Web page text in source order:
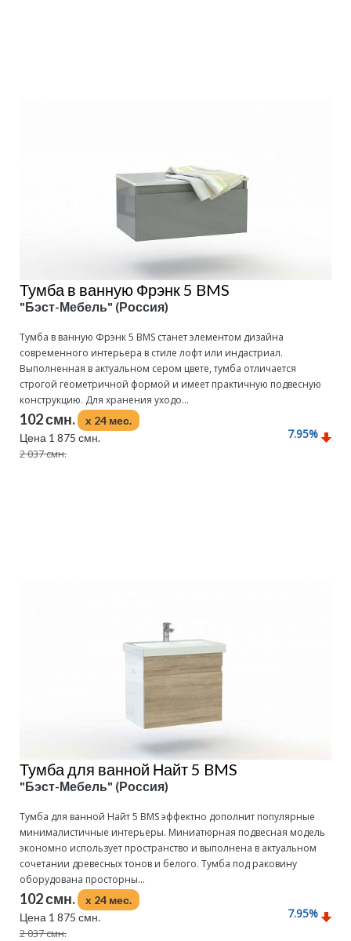
Тумба в ванную Фрэнк 5 BMS
"Бэст-Мебель" (Россия)
Тумба в ванную Фрэнк 5 BMS станет элементом дизайна
современного интерьера в стиле лофт или индастриал.
Выполненная в актуальном сером цвете, тумба отличается
строгой геометричной формой и имеет практичную подвесную
конструкцию. Для хранения уходо...
102 смн.
x 24 мес.
Цена 1 875 смн.
2 037 смн.
7.95%
Тумба для ванной Найт 5 BMS
"Бэст-Мебель" (Россия)
Тумба для ванной Найт 5 BMS эффектно дополнит популярные
минималистичные интерьеры. Миниатюрная подвесная модель
экономно использует пространство и выполнена в актуальном
сочетании древесных тонов и белого. Тумба под раковину
оборудована просторны...
102 смн.
x 24 мес.
Цена 1 875 смн.
2 037 смн.
7.95%